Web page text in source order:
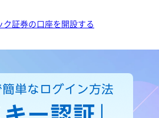
ク証券の口座を開設する